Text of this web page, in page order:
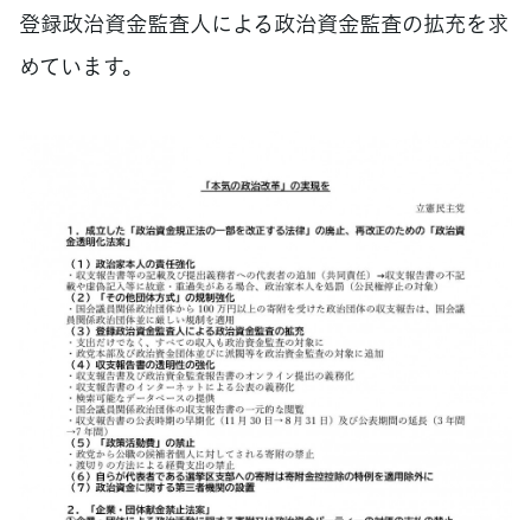
登録政治資金監査人による政治資金監査の拡充を求
めています。